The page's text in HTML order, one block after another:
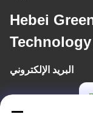
Hebei
البريد الإلكتروني